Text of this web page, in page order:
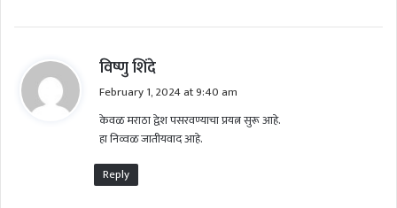
विष्णु शिंदे
a
s
:
February 1, 2024 at 9:40 am
केवळ मराठा द्वेश पसरवण्याचा प्रयत्न सुरू आहे.
हा निव्वळ जातीयवाद आहे.
Reply